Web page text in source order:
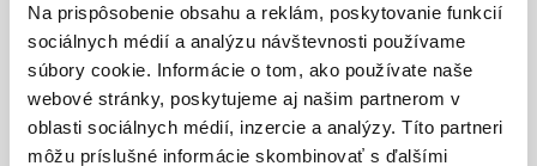
Na prispôsobenie obsahu a reklám, poskytovanie funkcií
sociálnych médií a analýzu návštevnosti používame
súbory cookie. Informácie o tom, ako používate naše
webové stránky, poskytujeme aj našim partnerom v
oblasti sociálnych médií, inzercie a analýzy. Títo partneri
môžu príslušné informácie skombinovať s ďalšími
Aplikácia
drevo bez povrchovej úpravy 2 nátery
renovácia 1 náter na očistený povrch
pozorne si prečítajte technický list produktu